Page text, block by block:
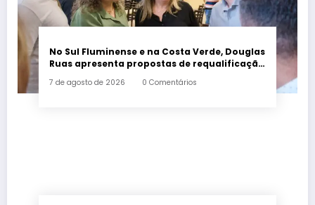
No Sul Fluminense e na Costa Verde, Douglas
Ruas apresenta propostas de requalificação
7 de agosto de 2026 0 Comentários